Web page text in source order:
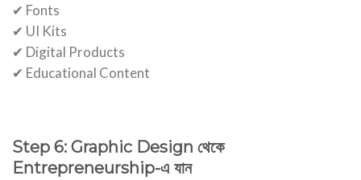
✔ Fonts
✔ UI Kits
✔ Digital Products
✔ Educational Content
Step 6: Graphic Design থেকে
Entrepreneurship-এ যান